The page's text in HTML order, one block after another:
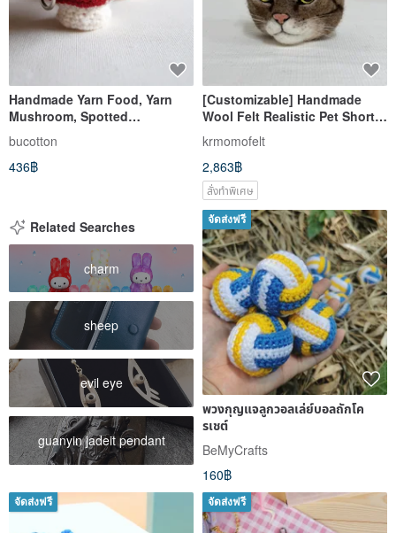
Handmade Yarn Food, Yarn
Mushroom, Spotted
Mushroom, Keychain,
Wedding Favors
bucotton
436฿
[Customizable] Handmade
Wool Felt Realistic Pet Short-
haired Tabby Cat Keychain
krmomofelt
2,863฿
สั่งทำพิเศษ
Related Searches
charm
sheep
evil eye
guanyin jadeit pendant
จัดส่งฟรี
พวงกุญแจลูกวอลเล่ย์บอลถักโค
รเชต์
BeMyCrafts
160฿
จัดส่งฟรี จัดส่งฟรี